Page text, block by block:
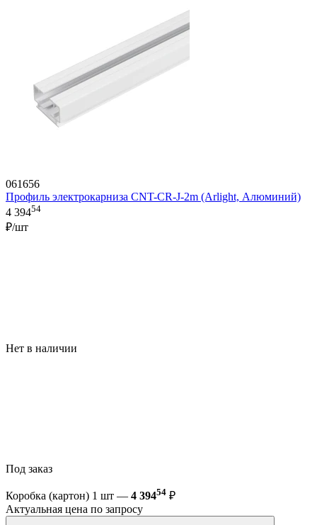
061656
Профиль электрокарниза CNT-CR-J-2m (Arlight, Алюминий)
4 39454
₽/шт
Нет в наличии
Под заказ
Коробка (картон) 1 шт — 4 39454 ₽
Актуальная цена по запросу